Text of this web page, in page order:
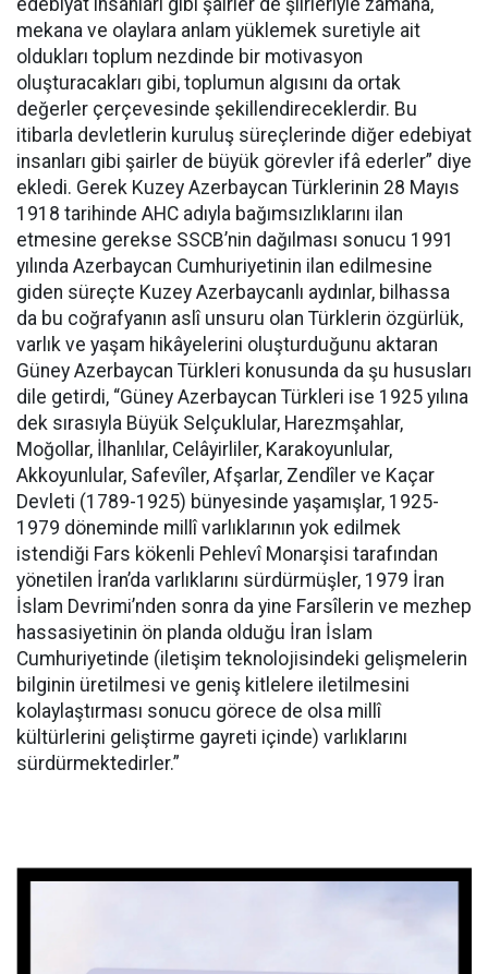
edebiyat insanları gibi şairler de şiirleriyle zamana,
mekana ve olaylara anlam yüklemek suretiyle ait
oldukları toplum nezdinde bir motivasyon
oluşturacakları gibi, toplumun algısını da ortak
değerler çerçevesinde şekillendireceklerdir. Bu
itibarla devletlerin kuruluş süreçlerinde diğer edebiyat
insanları gibi şairler de büyük görevler ifâ ederler” diye
ekledi. Gerek Kuzey Azerbaycan Türklerinin 28 Mayıs
1918 tarihinde AHC adıyla bağımsızlıklarını ilan
etmesine gerekse SSCB’nin dağılması sonucu 1991
yılında Azerbaycan Cumhuriyetinin ilan edilmesine
giden süreçte Kuzey Azerbaycanlı aydınlar, bilhassa
da bu coğrafyanın aslî unsuru olan Türklerin özgürlük,
varlık ve yaşam hikâyelerini oluşturduğunu aktaran
Güney Azerbaycan Türkleri konusunda da şu hususları
dile getirdi, “Güney Azerbaycan Türkleri ise 1925 yılına
dek sırasıyla Büyük Selçuklular, Harezmşahlar,
Moğollar, İlhanlılar, Celâyirliler, Karakoyunlular,
Akkoyunlular, Safevîler, Afşarlar, Zendîler ve Kaçar
Devleti (1789-1925) bünyesinde yaşamışlar, 1925-
1979 döneminde millî varlıklarının yok edilmek
istendiği Fars kökenli Pehlevî Monarşisi tarafından
yönetilen İran’da varlıklarını sürdürmüşler, 1979 İran
İslam Devrimi’nden sonra da yine Farsîlerin ve mezhep
hassasiyetinin ön planda olduğu İran İslam
Cumhuriyetinde (iletişim teknolojisindeki gelişmelerin
bilginin üretilmesi ve geniş kitlelere iletilmesini
kolaylaştırması sonucu görece de olsa millî
kültürlerini geliştirme gayreti içinde) varlıklarını
sürdürmektedirler.”